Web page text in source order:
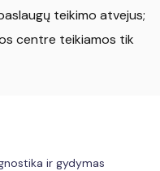
teikimo atvejus;
centre teikiamos tik
ir gydymas